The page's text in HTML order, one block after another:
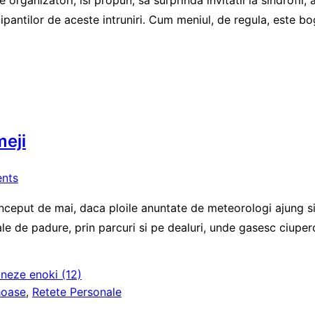
de aceste intruniri. Cum meniul, de regula, este
de mai, daca ploile anuntate de meteorologi
de padure, prin parcuri si pe dealuri, unde gasesc
, Retete Personale